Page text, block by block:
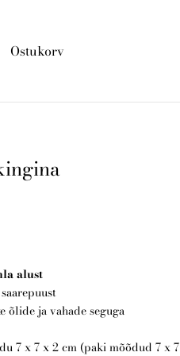
Ostukorv
alust
ja vahade seguga
7 x 7 x 2 cm (paki mõõdud 7 x 7